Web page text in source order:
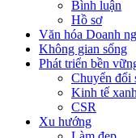
Bình luận
Hồ sơ
Văn hóa Doanh
Không gian sống
Phát triển bền
Chuyển đổi
Kinh tế xanh
CSR
Xu hướng